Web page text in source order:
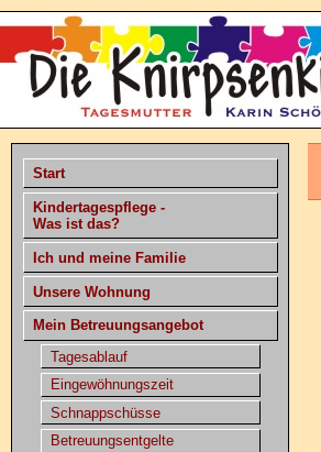
Start
Kindertagespflege -
Was ist das?
Ich und meine Familie
Unsere Wohnung
Mein Betreuungsangebot
Tagesablauf
Eingewöhnungszeit
Schnappschüsse
Betreuungsentgelte